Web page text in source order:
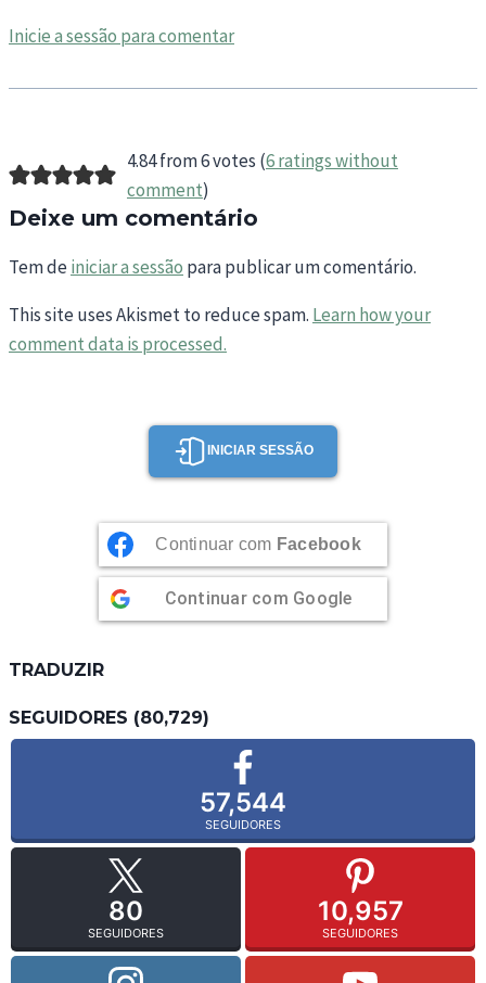
Inicie a sessão para comentar
4.84 from 6 votes (6 ratings without
comment)
Deixe um comentário
Tem deiniciar a sessão para publicar um comentário.
This site uses Akismet to reduce spam. Learn how your
comment data is processed.
INICIAR SESSÃO
Continuar com Facebook
Continuar com Google
TRADUZIR
SEGUIDORES (80,729)
57,544
SEGUIDORES
80
SEGUIDORES
10,957
SEGUIDORES